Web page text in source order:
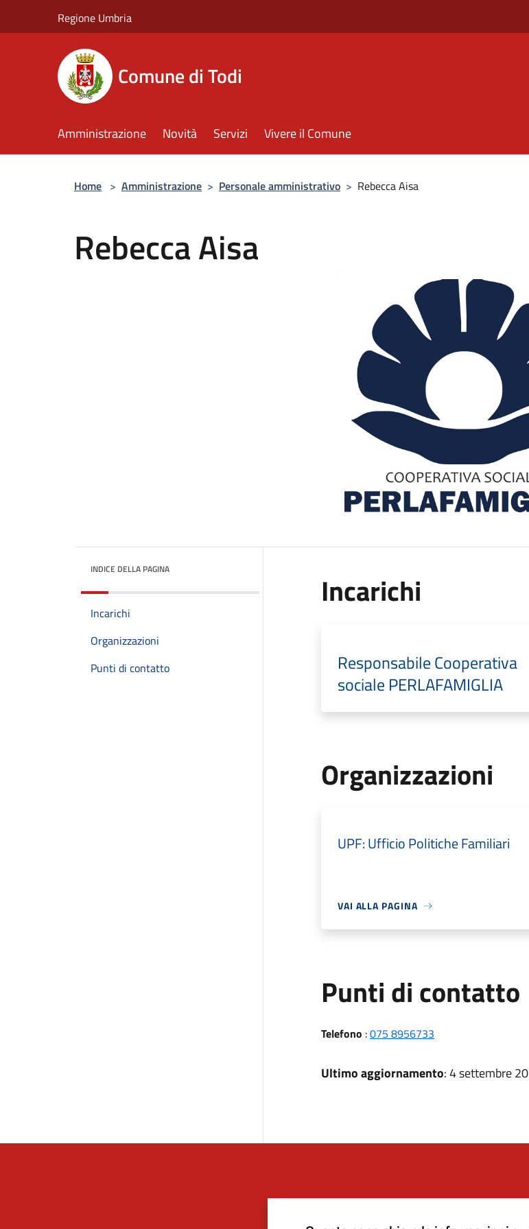
Regione Umbria
Comune di Todi
Amministrazione Novità Servizi Vivere il Comune
Home > Amministrazione > Personale amministrativo > Rebecca Aisa
Rebecca Aisa
INDICE DELLA PAGINA
Incarichi
Organizzazioni
Punti di contatto
Incarichi
Responsabile Cooperativa
sociale PERLAFAMIGLIA
Organizzazioni
UPF: Ufficio Politiche Familiari
VAI ALLA PAGINA
Punti di contatto
Telefono :075 8956733
Ultimo aggiornamento: 4 settembre